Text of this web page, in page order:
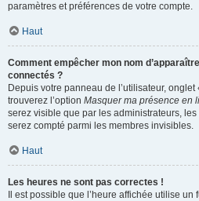
paramètres et préférences de votre compte.
Haut
Comment empêcher mon nom
connectés ?
Depuis votre panneau de l’utilisateur,
trouverez l’option Masquer ma présence en
serez visible que par les administrateurs,
serez compté parmi les membres invisibles.
Haut
Les heures ne sont pas correctes !
Il est possible que l’heure affichée utilise